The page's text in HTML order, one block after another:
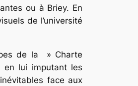
ou à Briey. En
de l’université
de la » Charte
en lui imputant les
face aux